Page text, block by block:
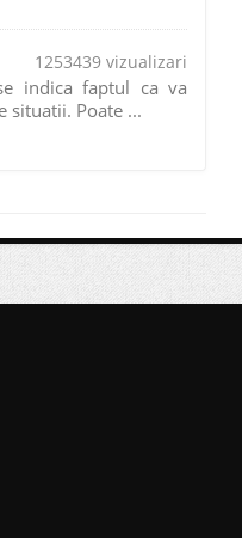
1253439 vizualizari
indica faptul ca va
situatii. Poate ...